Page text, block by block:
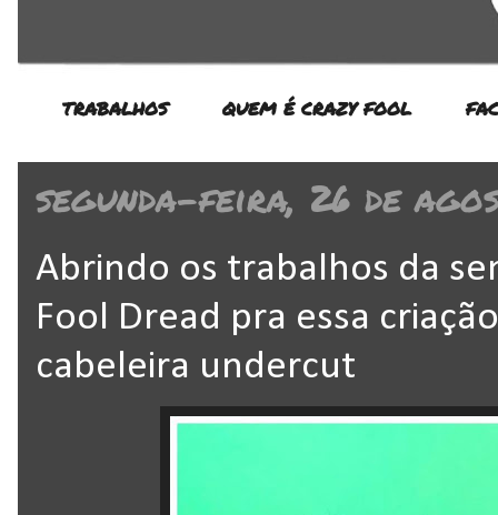
TRABALHOS QUEM É CRAZY FOOL
segunda-feira, 26 de
Abrindo os trabalhos da
Fool Dread pra essa
cabeleira undercut